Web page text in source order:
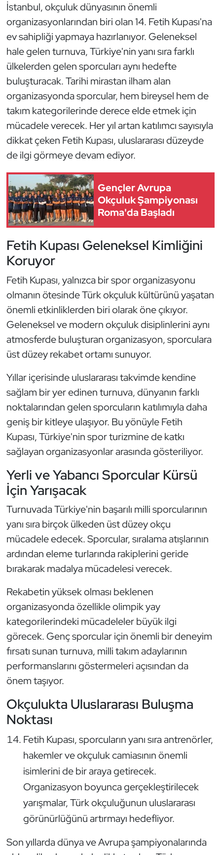
İstanbul, okçuluk dünyasının önemli
organizasyonlarından biri olan 14. Fetih Kupası'na
ev sahipliği yapmaya hazırlanıyor. Geleneksel
hale gelen turnuva, Türkiye'nin yanı sıra farklı
ülkelerden gelen sporcuları aynı hedefte
buluşturacak. Tarihi mirastan ilham alan
organizasyonda sporcular, hem bireysel hem de
takım kategorilerinde derece elde etmek için
mücadele verecek. Her yıl artan katılımcı sayısıyla
dikkat çeken Fetih Kupası, uluslararası düzeyde
de ilgi görmeye devam ediyor.
Gençler Avrupa
Okçuluk Şampiyonası
Roma'da Başladı
Fetih Kupası Geleneksel Kimliğini
Koruyor
Fetih Kupası, yalnızca bir spor organizasyonu
olmanın ötesinde Türk okçuluk kültürünü yaşatan
önemli etkinliklerden biri olarak öne çıkıyor.
Geleneksel ve modern okçuluk disiplinlerini aynı
atmosferde buluşturan organizasyon, sporculara
üst düzey rekabet ortamı sunuyor.
Yıllar içerisinde uluslararası takvimde kendine
sağlam bir yer edinen turnuva, dünyanın farklı
noktalarından gelen sporcuların katılımıyla daha
geniş bir kitleye ulaşıyor. Bu yönüyle Fetih
Kupası, Türkiye'nin spor turizmine de katkı
sağlayan organizasyonlar arasında gösteriliyor.
Yerli ve Yabancı Sporcular Kürsü
İçin Yarışacak
Turnuvada Türkiye'nin başarılı milli sporcularının
yanı sıra birçok ülkeden üst düzey okçu
mücadele edecek. Sporcular, sıralama atışlarının
ardından eleme turlarında rakiplerini geride
bırakarak madalya mücadelesi verecek.
Rekabetin yüksek olması beklenen
organizasyonda özellikle olimpik yay
kategorilerindeki mücadeleler büyük ilgi
görecek. Genç sporcular için önemli bir deneyim
fırsatı sunan turnuva, milli takım adaylarının
performanslarını göstermeleri açısından da
önem taşıyor.
Okçulukta Uluslararası Buluşma
Noktası
Fetih Kupası, sporcuların yanı sıra antrenörler,
hakemler ve okçuluk camiasının önemli
isimlerini de bir araya getirecek.
Organizasyon boyunca gerçekleştirilecek
yarışmalar, Türk okçuluğunun uluslararası
görünürlüğünü artırmayı hedefliyor.
Son yıllarda dünya ve Avrupa şampiyonalarında
Dövüş Sanatı
E-Spor
Eskrim
Futbol
Futsal
Genel
Güreş
Halter
Hava Sporları
Hentbol
İşitme Engelli Sporcular
Judo ve Kuraş
Kano ve Rafting
Kayak
Kempo
Kürek
Masa Tenisi
Modern Pentatlon
Motor Sporları
Muay Thai
Okçuluk
Optimist
Oryantiring
Özel Sporcular
Paralimpik
Ragbi
Satranç
Su Topu
Sualtı Sporları
Tekvando
Tenis